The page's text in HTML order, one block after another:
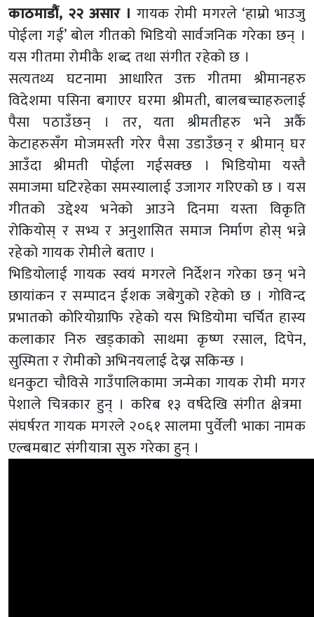
काठमाडौं, २२ असार । गायक रोमी मगरले ‘हाम्रो भाउजु
पोईला गई’ बोल गीतको भिडियो सार्वजनिक गरेका छन् ।
यस गीतमा रोमीकै शब्द तथा संगीत रहेको छ ।
सत्यतथ्य घटनामा आधारित उक्त गीतमा श्रीमानहरु
विदेशमा पसिना बगाएर घरमा श्रीमती, बालबच्चाहरुलाई
पैसा पठाउँछन् । तर, यता श्रीमतीहरु भने अर्कै
केटाहरुसँग मोजमस्ती गरेर पैसा उडाउँछन् र श्रीमान् घर
आउँदा श्रीमती पोईला गईसक्छ । भिडियोमा यस्तै
समाजमा घटिरहेका समस्यालाई उजागर गरिएको छ । यस
गीतको उद्देश्य भनेको आउने दिनमा यस्ता विकृति
रोकियोस् र सभ्य र अनुशासित समाज निर्माण होस् भन्ने
रहेको गायक रोमीले बताए ।
भिडियोलाई गायक स्वयं मगरले निर्देशन गरेका छन् भने
छायांकन र सम्पादन ईशक जबेगुको रहेको छ । गोविन्द
प्रभातको कोरियोग्राफि रहेको यस भिडियोमा चर्चित हास्य
कलाकार निरु खड्काको साथमा कृष्ण रसाल, दिपेन,
सुस्मिता र रोमीको अभिनयलाई देख्न सकिन्छ ।
धनकुटा चौविसे गाउँपालिकामा जन्मेका गायक रोमी मगर
पेशाले चित्रकार हुन् । करिब १३ वर्षदेखि संगीत क्षेत्रमा
संघर्षरत गायक मगरले २०६१ सालमा पुर्वेली भाका नामक
एल्बमबाट संगीयात्रा सुरु गरेका हुन् ।